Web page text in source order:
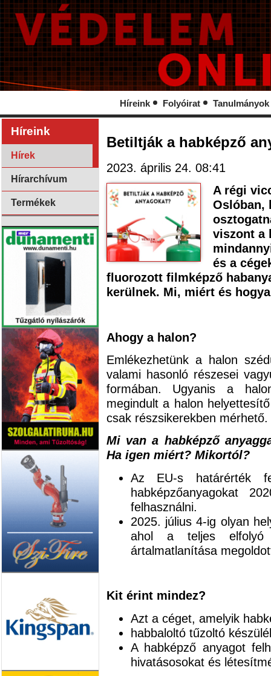
Híreink Folyóirat Tanulmányok
Híreink
Hírek
Hírarchívum
Termékek
Betiltják a habképző
2023. április 24. 08:41
A régi
Oslóban,
viszont a
és a
fluorozott filmképző
kerülnek. Mi, miért és
Ahogy a halon?
Emlékezhetünk a halon
valami hasonló részesei
formában. Ugyanis a
megindult a halon
csak részsikerekben mérhető.
Mi van a habképző
Ha igen miért? Mikortól?
Az EU-s határérték
habképzőanyagokat
felhasználni.
2025. július 4-ig olyan
ahol a teljes elfolyó
ártalmatlanítása
Kit érint mindez?
Azt a céget, amelyik
habbaloltó tűzoltó
A habképző anyagot
hivatásosokat és